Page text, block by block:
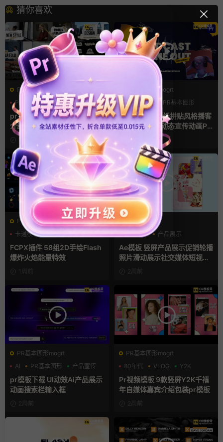
猜你喜欢
PR基本图形mogrt
PR基本图形
PR字幕模板
人物介绍
pr字幕模板 9组胶带贴纸人物
介绍角标动画PR模版
PR基本图形mogrt
LOGO动画
PR基本图形
复古风
pr模板 做旧撕纸拼贴风格播客
节目开场介绍动态宣传动画PR
3天前
FCPX发生器
卡通模板
图形动画
手绘风
FCPX插件 58组2D手绘Flash
爆炸火焰能量特效
1周前
AE模板
产品介绍
产品展示
卡通模板
Ae模板 竖屏产品展示促销轮播
照片滑动展示社交媒体短视频
片头2周前
PR基本图形mogrt
AI
PR基本图形 产品宣传
pr模板下载 UI动效Ai产品展示
动画搜索栏输入框
2周前
PR基本图形mogrt
80年代
VLOG Y2K
Pr视频模板 9款竖屏Y2K千禧
年自媒体嘉宾介绍包装pr模板
2周前